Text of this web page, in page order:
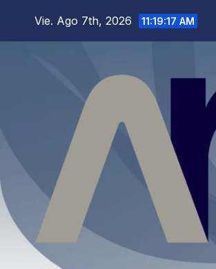
Vie. Ago 7th, 2026 11:19:18 AM